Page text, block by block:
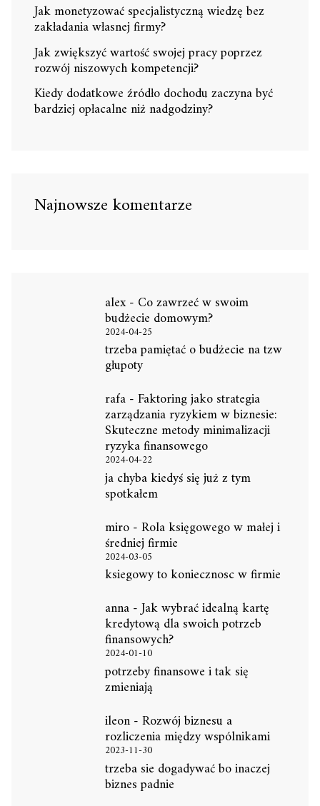
Jak monetyzować specjalistyczną wiedzę bez
zakładania własnej firmy?
Jak zwiększyć wartość swojej pracy poprzez
rozwój niszowych kompetencji?
Kiedy dodatkowe źródło dochodu zaczyna być
bardziej opłacalne niż nadgodziny?
Najnowsze komentarze
alex- Co zawrzeć w swoim
budżecie domowym?
2024-04-25
trzeba pamiętać o budżecie na tzw
głupoty
rafa-Faktoring jako strategia
zarządzania ryzykiem w biznesie:
Skuteczne metody minimalizacji
ryzyka finansowego
2024-04-22
ja chyba kiedyś się już z tym
spotkałem
miro-Rola księgowego w małej i
średniej firmie
2024-03-05
ksiegowy to koniecznosc w firmie
anna-Jak wybrać idealną kartę
kredytową dla swoich potrzeb
finansowych?
2024-01-10
potrzeby finansowe i tak się
zmieniają
ileon-Rozwój biznesu a
rozliczenia między wspólnikami
2023-11-30
trzeba sie dogadywać bo inaczej
biznes padnie